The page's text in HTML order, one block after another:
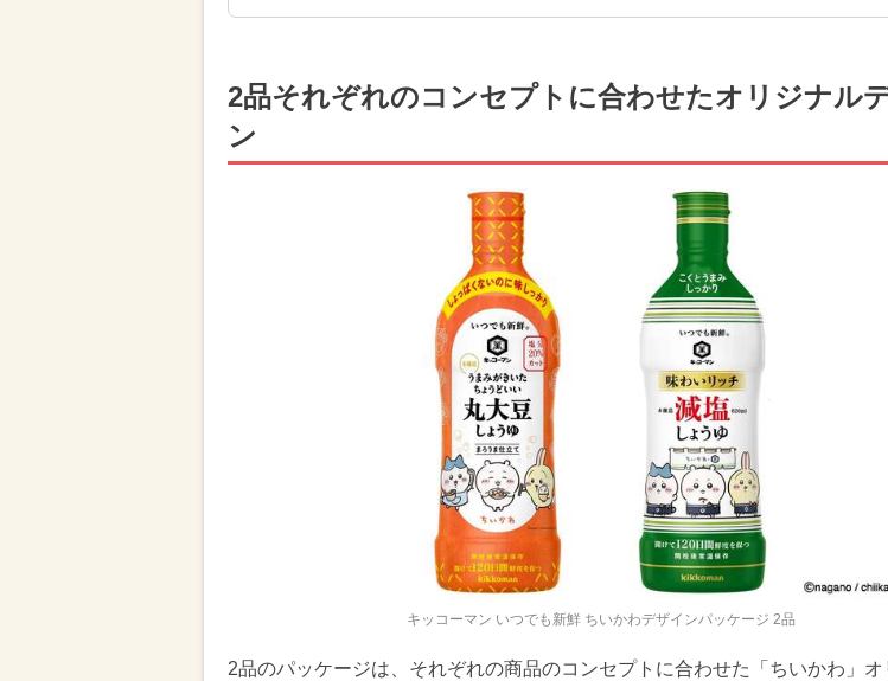
2品それぞれのコンセプトに合わせたオリジナル
ン
キッコーマン いつでも新鮮 ちいかわデザインパッケージ 2品
2品のパッケージは、それぞれの商品のコンセプトに合わせた「ちいかわ」